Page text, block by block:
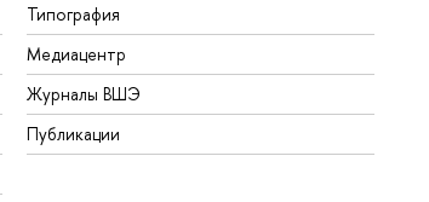
Типография
Медиацентр
Журналы ВШЭ
Публикации